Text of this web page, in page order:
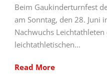
Beim Gaukinderturnfest
am Sonntag, den 28. Juni
Nachwuchs
leichtathletischen...
Read More